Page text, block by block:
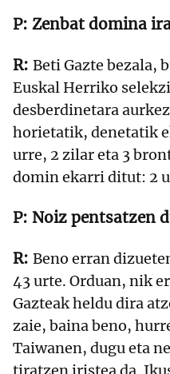
Zenbat domina
Beti Gazte bezala,
Euskal Herriko
desberdinetara
horietatik, denetatik
urre, 2 zilar eta 3
domin ekarri ditut: 2
Noiz pentsatzen
Beno erran
43 urte. Orduan, nik
Gazteak heldu dira
zaie, baina beno,
Taiwanen, dugu eta